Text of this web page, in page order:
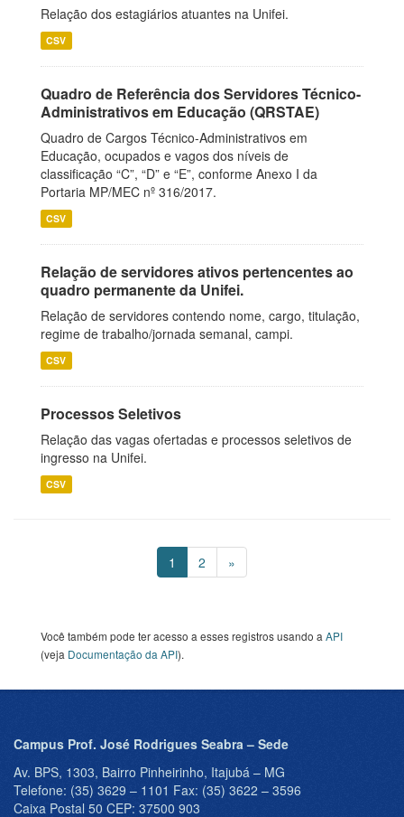
Relação dos estagiários atuantes na Unifei.
CSV
Quadro de Referência dos Servidores Técnico-
Administrativos em Educação (QRSTAE)
Quadro de Cargos Técnico-Administrativos em
Educação, ocupados e vagos dos níveis de
classificação “C”, “D” e “E”, conforme Anexo I da
Portaria MP/MEC nº 316/2017.
CSV
Relação de servidores ativos pertencentes ao
quadro permanente da Unifei.
Relação de servidores contendo nome, cargo, titulação,
regime de trabalho/jornada semanal, campi.
CSV
Processos Seletivos
Relação das vagas ofertadas e processos seletivos de
ingresso na Unifei.
CSV
1 2 »
Você também pode ter acesso a esses registros usando a API
(veja Documentação da API).
Campus Prof. José Rodrigues Seabra – Sede
Av. BPS, 1303, Bairro Pinheirinho, Itajubá – MG
Telefone: (35) 3629 – 1101 Fax: (35) 3622 – 3596
Caixa Postal 50 CEP: 37500 903